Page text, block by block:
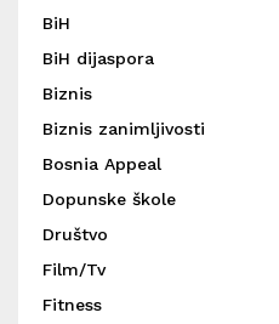
BiH
BiH dijaspora
Biznis
Biznis zanimljivosti
Bosnia Appeal
Dopunske škole
Društvo
Film/Tv
Fitness